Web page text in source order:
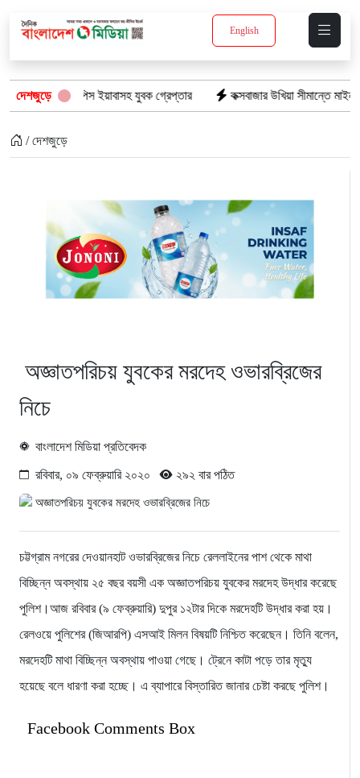
English
দেশজুড়ে
১৫ পিস ইয়াবাসহ যুবক গ্রেপ্তার কক্সবাজার উখিয়া সীমান্তে মাইন
/ দেশজুড়ে
অজ্ঞাতপরিচয় যুবকের মরদেহ ওভারব্রিজের
নিচে
বাংলাদেশ মিডিয়া প্রতিবেদক
রবিবার, ০৯ ফেব্রুয়ারি ২০২০ ২৯২ বার পঠিত
চট্টগ্রাম নগরের দেওয়ানহাট ওভারব্রিজের নিচে রেললাইনের পাশ থেকে মাথা
বিচ্ছিন্ন অবস্থায় ২৫ বছর বয়সী এক অজ্ঞাতপরিচয় যুবকের মরদেহ উদ্ধার করেছে
পুলিশ।আজ রবিবার (৯ ফেব্রুয়ারি) দুপুর ১২টার দিকে মরদেহটি উদ্ধার করা হয়।
রেলওয়ে পুলিশের (জিআরপি) এসআই মিলন বিষয়টি নিশ্চিত করেছেন। তিনি বলেন,
মরদেহটি মাথা বিচ্ছিন্ন অবস্থায় পাওয়া গেছে। ট্রেনে কাটা পড়ে তার মৃত্যু
হয়েছে বলে ধারণা করা হচ্ছে। এ ব্যাপারে বিস্তারিত জানার চেষ্টা করছে পুলিশ।
Facebook Comments Box